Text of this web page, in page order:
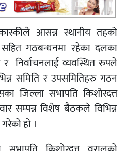
आसन्न स्थानीय तहको
सहित गठबन्धनमा रहेका दलका
र निर्वाचनलाई व्यवस्थित रुपले
समिति र उपसमितिहरु गठन
जिल्ला सभापति किशोरदत्त
सम्पन्न विशेष बैठकले विभिन्न
हो ।